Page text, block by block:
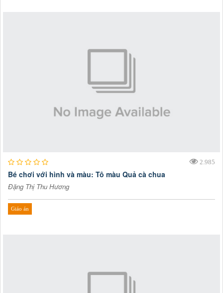
2.985
Bé chơi với hình và màu: Tô màu Quả cà chua
Đặng Thị Thu Hương
Giáo án